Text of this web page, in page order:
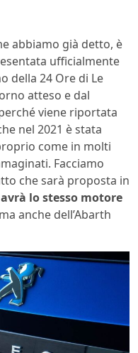
abbiamo già detto, è
ufficialmente
della 24 Ore di Le
atteso e dal
viene riportata
nel 2021 è stata
come in molti
Facciamo
che sarà proposta in
avrà lo stesso motore
anche dell’Abarth